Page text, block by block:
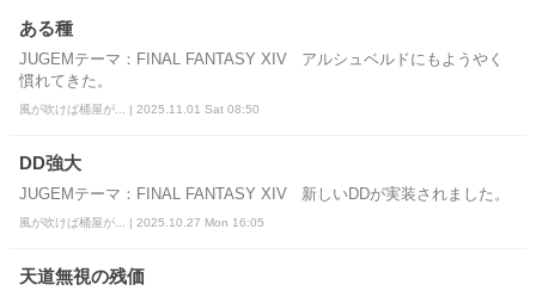
ある種
JUGEMテーマ：FINAL FANTASY XIV アルシュベルドにもようやく
慣れてきた。
風が吹けば桶屋が... | 2025.11.01 Sat 08:50
DD強大
JUGEMテーマ：FINAL FANTASY XIV 新しいDDが実装されました。
風が吹けば桶屋が... | 2025.10.27 Mon 16:05
天道無視の残価